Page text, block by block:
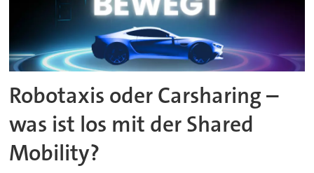
Robotaxis oder Carsharing –
was ist los mit der Shared
Mobility?